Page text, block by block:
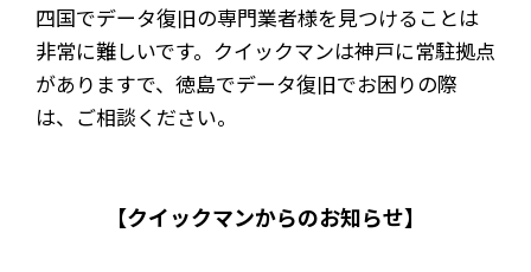
四国でデータ復旧の専門業者様を見つけることは
非常に難しいです。クイックマンは神戸に常駐拠点
がありますで、徳島でデータ復旧でお困りの際
は、ご相談ください。
【クイックマンからのお知らせ】